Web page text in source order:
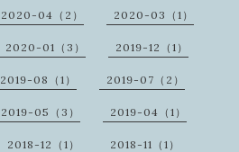
2020-04（2） 2020-03（1）
2020-01（3） 2019-12（1）
2019-08（1） 2019-07（2）
2019-05（3） 2019-04（1）
2018-12（1） 2018-11（1）